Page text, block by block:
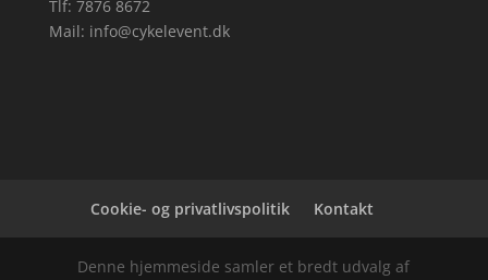
Tlf: 7876 8672
Mail: info@cykelevent.dk
Cookie- og privatlivspolitik Kontakt
Denne hjemmeside samler et bredt udvalg af